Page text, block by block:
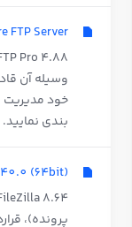
FTP Server
4.88 MB
وسیله آن
خود مدیریت
بندی نمایید.
(64bit)
8.64 MB
پرونده)،